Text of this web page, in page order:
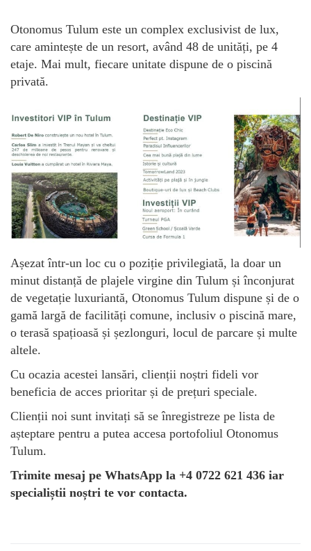
Otonomus Tulum este un complex exclusivist de lux,
care amintește de un resort, având 48 de unități, pe 4
etaje. Mai mult, fiecare unitate dispune de o piscină
privată.
Așezat într-un loc cu o poziție privilegiată, la doar un
minut distanță de plajele virgine din Tulum și înconjurat
de vegetație luxuriantă, Otonomus Tulum dispune și de o
gamă largă de facilități comune, inclusiv o piscină mare,
o terasă spațioasă și șezlonguri, locul de parcare și multe
altele.
Cu ocazia acestei lansări, clienții noștri fideli vor
beneficia de acces prioritar și de prețuri speciale.
Clienții noi sunt invitați să se înregistreze pe lista de
așteptare pentru a putea accesa portofoliul Otonomus
Tulum.
Trimite mesaj pe WhatsApp la +4 0722 621 436 iar
specialiștii noștri te vor contacta.